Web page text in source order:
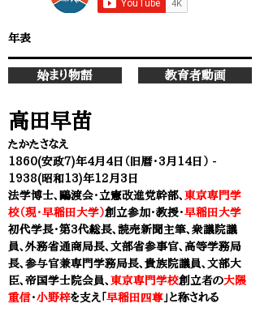
年表
始まり物語 教育者動画
高田早苗
たかたさなえ
1860(安政7)年4月4日（旧暦・3月14日） -
1938(昭和13)年12月3日
法学博士、鷗渡会・立憲改進党幹部、 東京専門学
校（現・早稲田大学）創立参加・教授・早稲田大学
初代学長・第3代総長、読売新聞主筆、衆議院議
員、外務省通商局長、文部省参事官、高等学務局
長、参与官兼専門学務局長、貴族院議員、文部大
臣、帝国学士院会員、 東京専門学校創立者の大隈
重信・小野梓を支え「 早稲田四尊 」と称される